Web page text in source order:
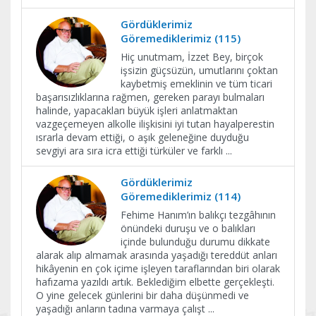
Gördüklerimiz
Göremediklerimiz (115)
Hiç unutmam, İzzet Bey, birçok
işsizin güçsüzün, umutlarını çoktan
kaybetmiş emeklinin ve tüm ticari
başarısızlıklarına rağmen, gereken parayı bulmaları
halinde, yapacakları büyük işleri anlatmaktan
vazgeçemeyen alkolle ilişkisini iyi tutan hayalperestin
ısrarla devam ettiği, o aşık geleneğine duyduğu
sevgiyi ara sıra icra ettiği türküler ve farklı ...
Gördüklerimiz
Göremediklerimiz (114)
Fehime Hanım’ın balıkçı tezgâhının
önündeki duruşu ve o balıkları
içinde bulunduğu durumu dikkate
alarak alıp almamak arasında yaşadığı tereddüt anları
hikâyenin en çok içime işleyen taraflarından biri olarak
hafızama yazıldı artık. Beklediğim elbette gerçekleşti.
O yine gelecek günlerini bir daha düşünmedi ve
yaşadığı anların tadına varmaya çalışt ...